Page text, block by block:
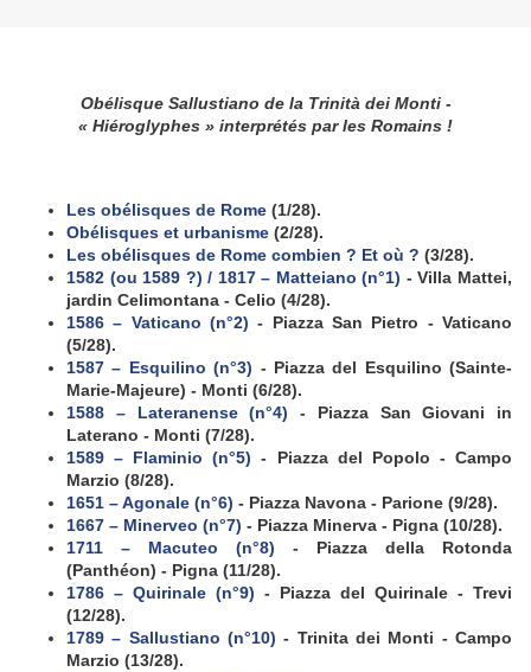
Obélisque Sallustiano de la Trinità dei Monti -
« Hiéroglyphes » interprétés par les Romains !
Les obélisques de Rome (1/28).
Obélisques et urbanisme (2/28).
Les obélisques de Rome combien ? Et où ? (3/28).
1582 (ou 1589 ?) / 1817 – Matteiano (n°1) - Villa Mattei,
jardin Celimontana - Celio (4/28).
1586 – Vaticano (n°2) - Piazza San Pietro - Vaticano
(5/28).
1587 – Esquilino (n°3) - Piazza del Esquilino (Sainte-
Marie-Majeure) - Monti (6/28).
1588 – Lateranense (n°4) - Piazza San Giovani in
Laterano - Monti (7/28).
1589 – Flaminio (n°5) - Piazza del Popolo - Campo
Marzio (8/28).
1651 – Agonale (n°6) - Piazza Navona - Parione (9/28).
1667 – Minerveo (n°7) - Piazza Minerva - Pigna (10/28).
1711 – Macuteo (n°8) - Piazza della Rotonda
(Panthéon) - Pigna (11/28).
1786 – Quirinale (n°9) - Piazza del Quirinale - Trevi
(12/28).
1789 – Sallustiano (n°10) - Trinita dei Monti - Campo
Marzio (13/28).